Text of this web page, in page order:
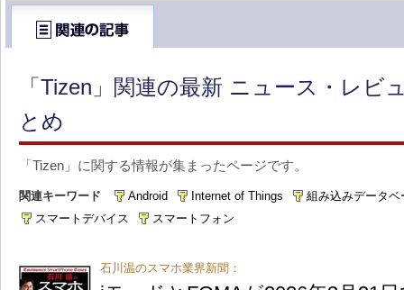
「Tizen」関連の最新 ニュース・レビ
とめ
「Tizen」に関する情報が集まったページです。
関連キーワード Android Internet of Things
組み込みデータベ
スマートデバイス
スマートフォン
石川温のスマホ業界新聞：